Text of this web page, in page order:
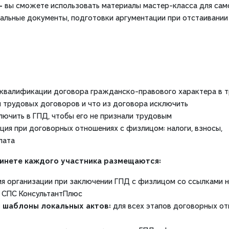
вы сможете использовать материалы мастер-класса для
документы, подготовки аргументации при
договора гражданско-правового характера в
трудовых договоров и что из договора исключить
в ГПД, чтобы его не признали трудовым
при договорных отношениях с физлицом: налоги, взносы,
каждого участника размещаются:
организации при заключении ГПД с физлицом со ссылками
КонсультантПлюс
шаблоны локальных актов: для всех этапов договорных